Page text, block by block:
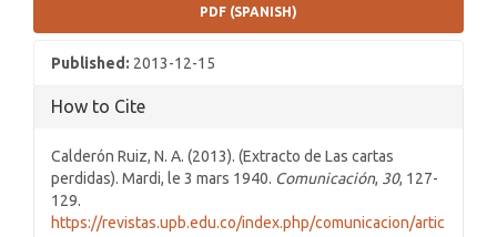
PDF (SPANISH)
Published: 2013-12-15
How to Cite
Calderón Ruiz, N. A. (2013). (Extracto de Las cartas
perdidas). Mardi, le 3 mars 1940. Comunicación, 30, 127-
129.
https://revistas.upb.edu.co/index.php/comunicacion/artic